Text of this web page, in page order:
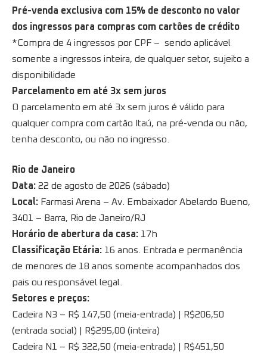
Pré-venda exclusiva com 15% de desconto no valor
dos ingressos para compras com cartões de crédito
*Compra de 4 ingressos por CPF – sendo aplicável
somente a ingressos inteira, de qualquer setor, sujeito a
disponibilidade
Parcelamento em até 3x sem juros
O parcelamento em até 3x sem juros é válido para
qualquer compra com cartão Itaú, na pré-venda ou não,
tenha desconto, ou não no ingresso.
Rio de Janeiro
Data: 22 de agosto de 2026 (sábado)
Local: Farmasi Arena – Av. Embaixador Abelardo Bueno,
3401 – Barra, Rio de Janeiro/RJ
Horário de abertura da casa: 17h
Classificação Etária: 16 anos. Entrada e permanência
de menores de 18 anos somente acompanhados dos
pais ou responsável legal.
Setores e preços:
Cadeira N3 – R$ 147,50 (meia-entrada) | R$206,50
(entrada social) | R$295,00 (inteira)
Cadeira N1 – R$ 322,50 (meia-entrada) | R$451,50